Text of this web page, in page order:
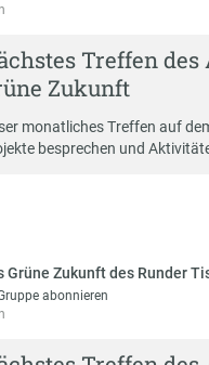
Treffen des
Zukunft
monatliches Treffen auf
besprechen und
Grüne Zukunft des Runder
abonnieren